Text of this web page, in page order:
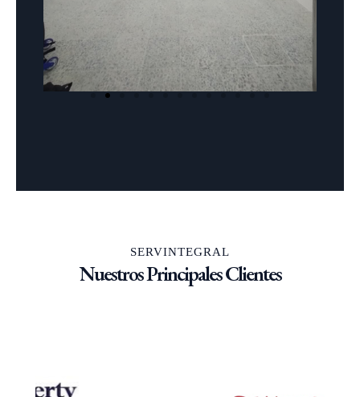
SERVINTEGRAL
Nuestros Principales Clientes